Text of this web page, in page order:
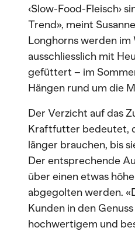
‹Slow-Food-Fleisch›
Trend», meint
Longhorns werden
ausschliesslich mit
gefüttert – im
Hängen rund um die
Der Verzicht auf das
Kraftfutter bedeutet,
länger brauchen, bis
Der entsprechende
über einen etwas
abgegolten werden.
Kunden in den
hochwertigem und